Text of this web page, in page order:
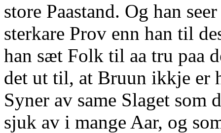
store Paastand. Og han
sterkare Prov enn han til
han sæt Folk til aa tru paa
det ut til, at Bruun ikkje er
Syner av same Slaget
sjuk av i mange Aar, og